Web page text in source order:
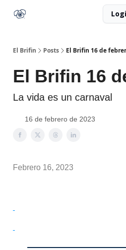
El Brifin Posts El Brifin 16 de
El Brifin 16
La vida es un carnaval
16 de febrero de 2023
Febrero 16, 2023